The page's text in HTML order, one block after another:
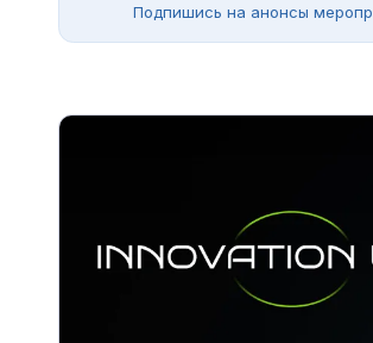
Подпишись на анонсы